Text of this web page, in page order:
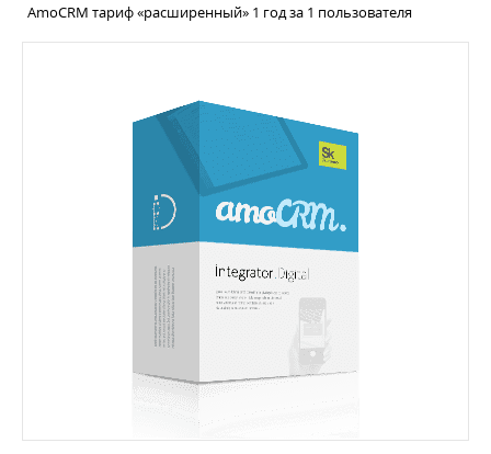
AmoCRM тариф «расширенный» 1 год за 1 пользователя